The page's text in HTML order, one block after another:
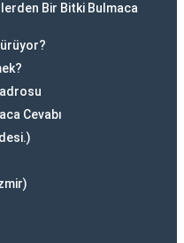
Bir Bitki Bulmaca
Cevabı